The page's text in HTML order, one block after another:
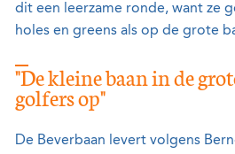
dit een leerzame ronde, want ze
holes en greens als op de grote
"De kleine baan in de
golfers op"
De Beverbaan levert volgens